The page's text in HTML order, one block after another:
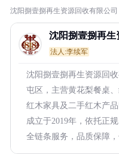
沈阳捌壹捌再生资源回收有限公司
沈阳捌壹捌再生
司
法人:李续军
沈阳捌壹捌再生资源回
屯区，主营黄花梨餐桌
红木家具及二手红木产
成立于2019年，依托正
全链条服务，品质保障，